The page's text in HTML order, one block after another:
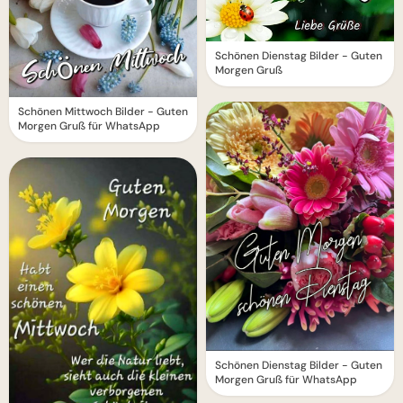
Schönen Mittwoch Bilder - Guten
Morgen Gruß für WhatsApp
Schönen Dienstag Bilder - Guten
Morgen Gruß
Schönen Dienstag Bilder - Guten
Morgen Gruß für WhatsApp